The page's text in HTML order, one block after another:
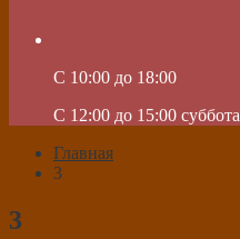
C 10:00 до 18:00
C 12:00 до 15:00 суббота
Главная
3
3